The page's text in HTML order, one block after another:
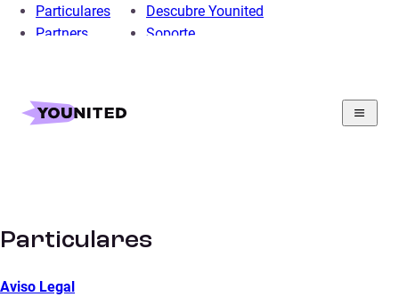
Particulares
Partners
Descubre Younited
Soporte
Home Sección legal
Particulares
Aviso Legal